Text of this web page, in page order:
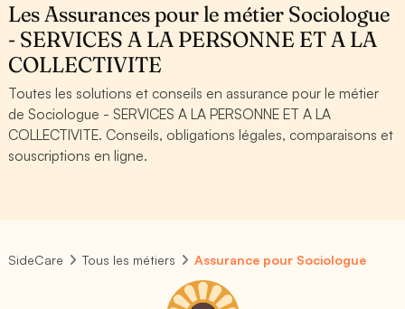
Les Assurances pour le métier Sociologue
- SERVICES A LA PERSONNE ET A LA
COLLECTIVITE
Toutes les solutions et conseils en assurance pour le métier
de Sociologue - SERVICES A LA PERSONNE ET A LA
COLLECTIVITE. Conseils, obligations légales, comparaisons et
souscriptions en ligne.
SideCare Tous les métiers Assurance pour Sociologue